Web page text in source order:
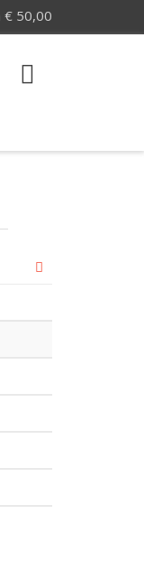
50,00